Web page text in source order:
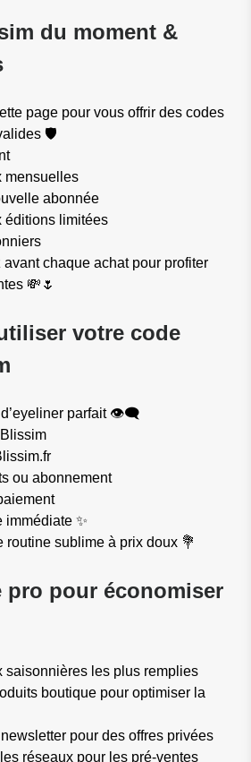
du moment &
page pour vous offrir des codes
🛡️
mensuelles
abonnée
éditions limitées
chaque achat pour profiter
💸🌷
votre code
d’eyeliner parfait 👁️‍🗨️
ou abonnement
✨
routine sublime à prix doux 💐
pro pour économiser
saisonnières les plus remplies
boutique pour optimiser la
pour des offres privées
réseaux pour les pré-ventes